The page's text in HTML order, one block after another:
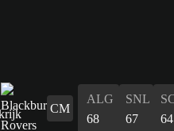
CM
ALG
68
SNL
67
64